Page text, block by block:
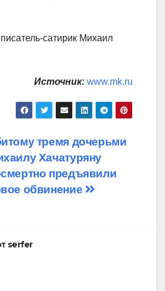
сатирик Михаил
Источник: www.mk.ru
тремя дочерьми
Хачатуряну
предъявили
обвинение
serfer